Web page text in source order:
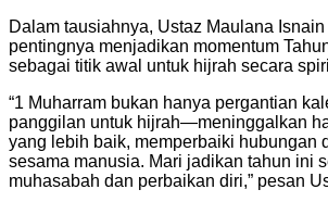
Dalam tausiahnya, Ustaz Maulana
pentingnya menjadikan momentum
sebagai titik awal untuk hijrah secara
“1 Muharram bukan hanya pergantian
panggilan untuk hijrah—meninggalkan
yang lebih baik, memperbaiki hubungan
sesama manusia. Mari jadikan tahun ini
muhasabah dan perbaikan diri,” pesan